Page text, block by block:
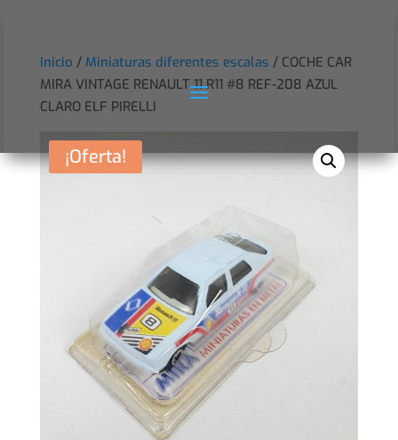
Inicio / Miniaturas diferentes escalas / COCHE CAR
MIRA VINTAGE RENAULT 11 R11 #8 REF-208 AZUL
CLARO ELF PIRELLI
¡Oferta!